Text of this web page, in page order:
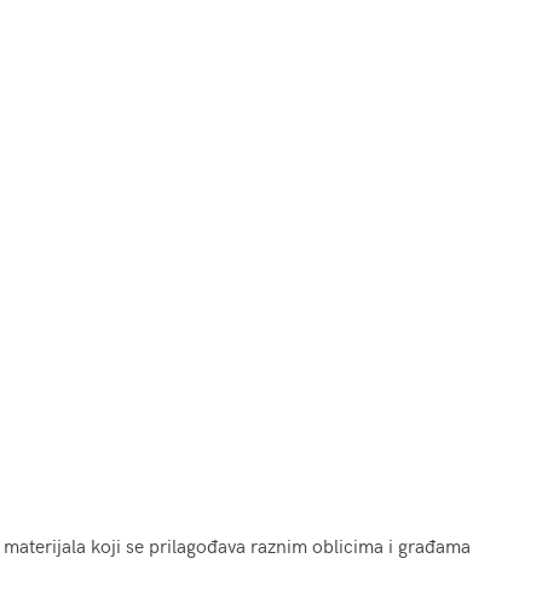
koji se prilagođava raznim oblicima i građama